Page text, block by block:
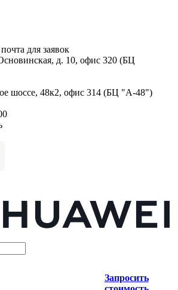
почта для заявок
д. 10, офис 320 (БЦ
шоссе, 48к2, офис 314 (БЦ "А-48")
Запросить